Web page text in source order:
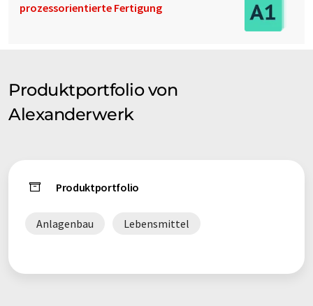
prozessorientierte Fertigung
Produktportfolio von
Alexanderwerk
Produktportfolio
Anlagenbau Lebensmittel